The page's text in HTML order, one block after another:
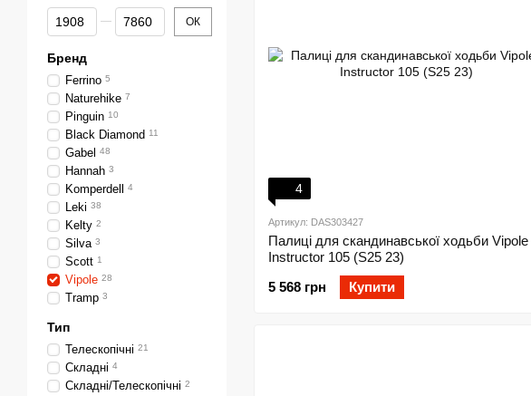
4
Артикул: DAS303427
Палиці для скандинавської ходьби Vipole
Instructor 105 (S25 23)
5 568 грн
Купити
Від Ціна, грн
До Ціна, грн ОК
Бренд
Ferrino 5
Naturehike 7
Pinguin 10
Black Diamond 11
Gabel 48
Hannah 3
Komperdell 4
Leki 38
Kelty 2
Silva 3
Scott 1
Vipole 28
Tramp 3
Тип
Телескопічні 21
Складні 4
Складні/Телескопічні 2